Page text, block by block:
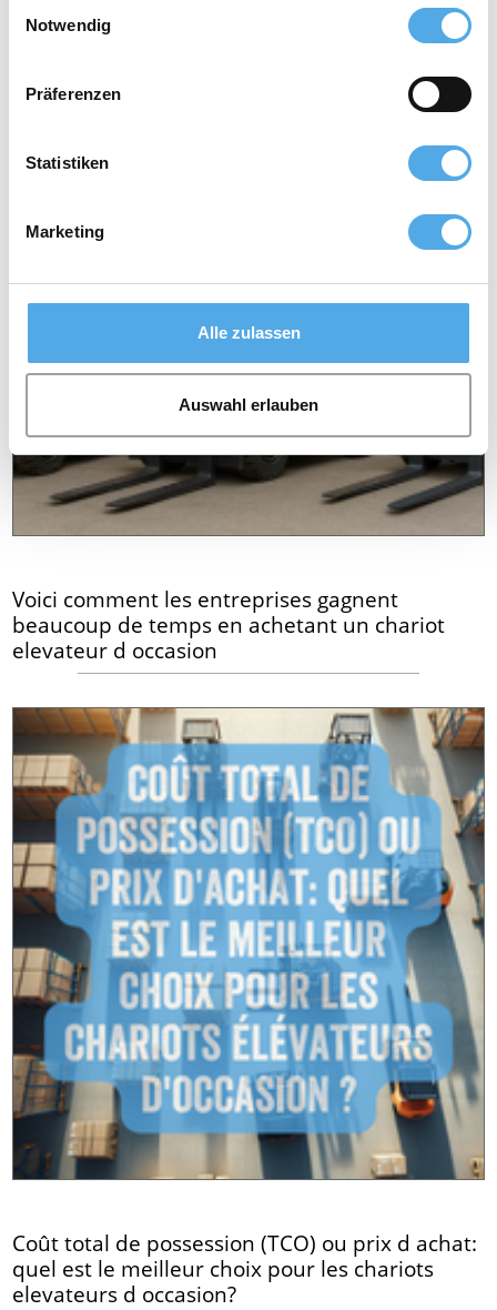
Notwendig
Präferenzen
Statistiken
Marketing
Alle zulassen
Auswahl erlauben
Voici comment les entreprises gagnent
beaucoup de temps en achetant un chariot
elevateur d occasion
Coût total de possession (TCO) ou prix d achat:
quel est le meilleur choix pour les chariots
elevateurs d occasion?